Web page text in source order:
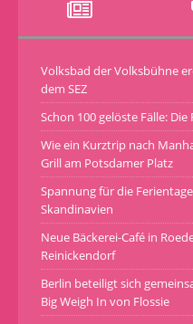
Volksbad der Volksbühne
dem SEZ
Schon 100 gelöste Fälle:
Wie ein Kurztrip nach
Grill am Potsdamer Platz
Spannung für die
Skandinavien
Neue Bäckerei-Café in
Reinickendorf
Berlin beteiligt sich
Big Weigh In von Flossie